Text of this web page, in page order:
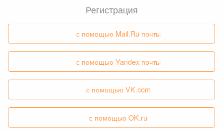
Регистрация
с помощью Mail.Ru почты
с помощью Yandex почты
с помощью VK.com
с помощью OK.ru